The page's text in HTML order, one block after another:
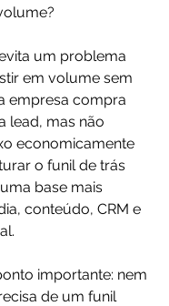
um problema
em volume sem
empresa compra
lead, mas não
economicamente
o funil de trás
base mais
conteúdo, CRM e
importante: nem
de um funil